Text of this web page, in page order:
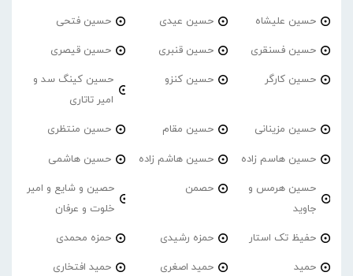
حسین علیشاه حسین عیدی حسین فتحی
حسین فسنقری حسین قنبری حسین قیصری
حسین کارگر حسین کنزو
حسین کینگ سد و
امیر تاتاری
حسین مزینانی حسین مقام حسین منتظری
حسین هاسم زاده حسین هاشم زاده حسین هاشمی
حسین هرمس و
جاوید
حصمن
حصین و شایع و امیر
خلوت و عرفان
حفیظ تک استار حمزه رشیدی حمزه محمدی
حمید حمید اصغری حمید افتخاری